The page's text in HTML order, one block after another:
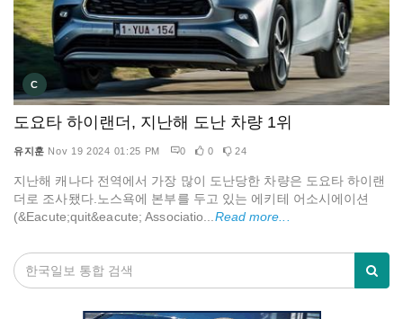
C
도요타 하이랜더, 지난해 도난 차량 1위
유지훈 Nov 19 2024 01:25 PM 0 0 24
지난해 캐나다 전역에서 가장 많이 도난당한 차량은 도요타 하이랜
더로 조사됐다.노스욕에 본부를 두고 있는 에키테 어소시에이션
(&Eacute;quit&eacute; Associatio... Read more...